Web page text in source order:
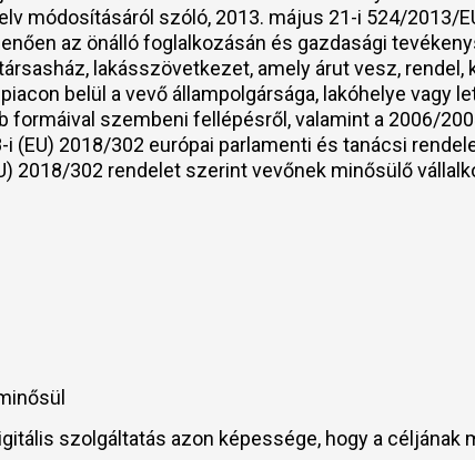
módosításáról szóló, 2013. május 21-i 524/2013/
az önálló foglalkozásán és gazdasági
lakásszövetkezet, amely árut vesz, rendel,
belül a vevő állampolgársága, lakóhelye vagy
szembeni fellépésről, valamint a 2006/
2018/302 európai parlamenti és tanácsi
2018/302 rendelet szerint vevőnek minősülő
szolgáltatás azon képessége, hogy a